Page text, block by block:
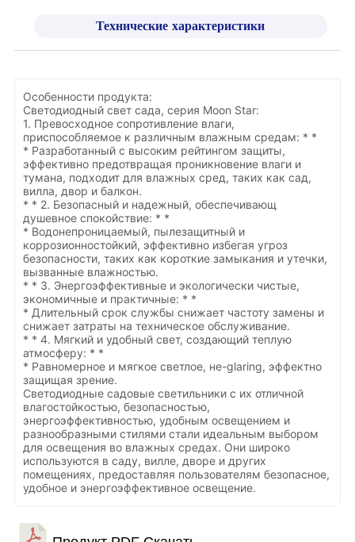
Технические характеристики
Особенности продукта:
Светодиодный свет сада, серия Moon Star:
1. Превосходное сопротивление влаги,
приспособляемое к различным влажным средам: * *
* Разработанный с высоким рейтингом защиты,
эффективно предотвращая проникновение влаги и
тумана, подходит для влажных сред, таких как сад,
вилла, двор и балкон.
* * 2. Безопасный и надежный, обеспечивающ
душевное спокойствие: * *
* Водонепроницаемый, пылезащитный и
коррозионностойкий, эффективно избегая угроз
безопасности, таких как короткие замыкания и утечки,
вызванные влажностью.
* * 3. Энергоэффективные и экологически чистые,
экономичные и практичные: * *
* Длительный срок службы снижает частоту замены и
снижает затраты на техническое обслуживание.
* * 4. Мягкий и удобный свет, создающий теплую
атмосферу: * *
* Равномерное и мягкое светлое, не-glaring, эффектно
защищая зрение.
Светодиодные садовые светильники с их отличной
влагостойкостью, безопасностью,
энергоэффективностью, удобным освещением и
разнообразными стилями стали идеальным выбором
для освещения во влажных средах. Они широко
используются в саду, вилле, дворе и других
помещениях, предоставляя пользователям безопасное,
удобное и энергоэффективное освещение.